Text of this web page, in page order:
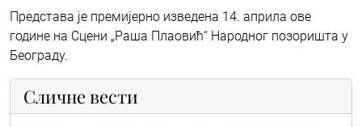
Представа је премијерно изведена 14. априла ове
године на Сцени „Раша Плаовић“ Народног позоришта у
Београду.
Сличне вести